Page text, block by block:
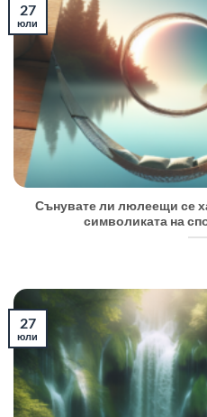
Сънувате ли люлеещи се
символиката на
27
юли
27
юли